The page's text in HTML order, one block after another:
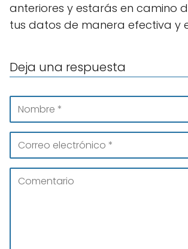
anteriores y estarás en camino
tus datos de manera efectiva y
Deja una respuesta